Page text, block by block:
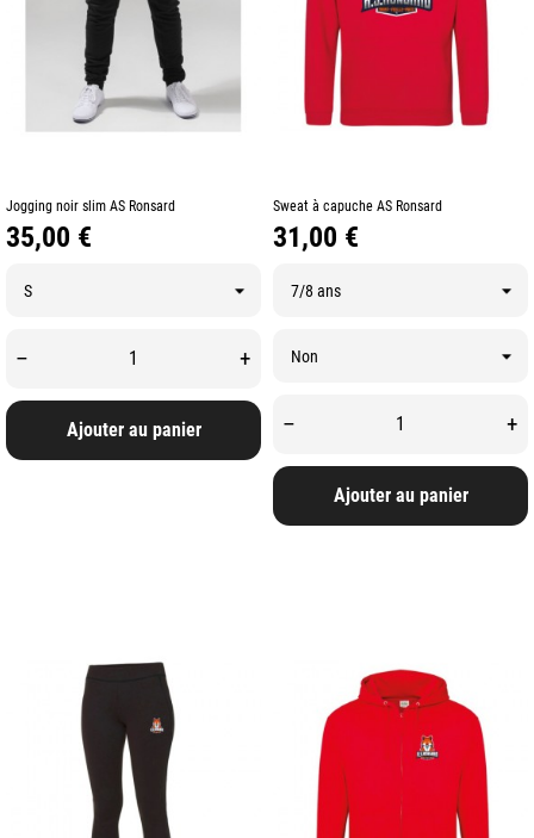
Jogging noir slim AS Ronsard
Prix
35,00 €
– +
Ajouter au panier
Sweat à capuche AS Ronsard
Prix
31,00 €
– +
Ajouter au panier